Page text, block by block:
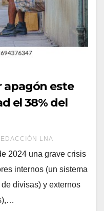
apagón este
el 38% del
LNA
2024 una grave crisis
internos (un sistema
divisas) y externos